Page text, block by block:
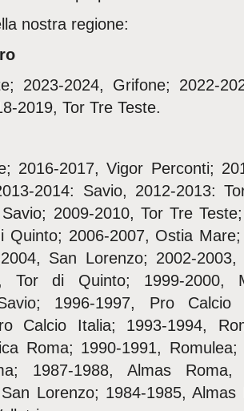
nostra regione:
2023-2024, Grifone; 2022-
2019, Tor Tre Teste.
2016-2017, Vigor Perconti;
2014: Savio, 2012-2013:
2009-2010, Tor Tre
Quinto; 2006-2007, Ostia
San Lorenzo; 2002-2003,
Tor di Quinto; 1999-2000,
1996-1997, Pro Calcio
Calcio Italia; 1993-1994,
Roma; 1990-1991, Romulea;
1987-1988, Almas Roma,
Lorenzo; 1984-1985, Almas